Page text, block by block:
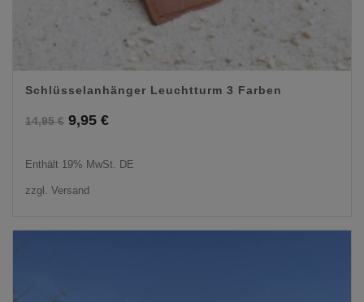
Schlüsselanhänger Leuchtturm 3 Farben
14,95€ Ursprünglicher
9,95 €Aktueller
Enthält 19% MwSt. DE
zzgl. Versand